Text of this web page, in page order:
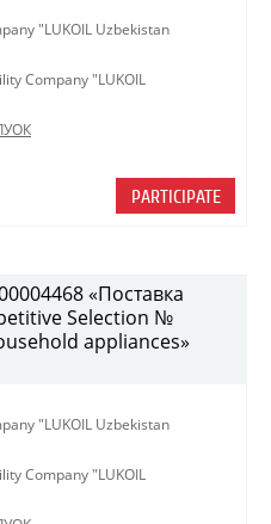
"LUKOIL Uzbekistan
Company "LUKOIL
PARTICIPATE
«Поставка
Selection №
appliances»
"LUKOIL Uzbekistan
Company "LUKOIL